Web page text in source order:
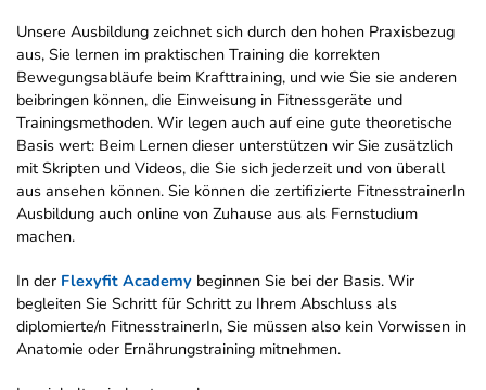
Unsere Ausbildung zeichnet sich durch den hohen Praxisbezug
aus, Sie lernen im praktischen Training die korrekten
Bewegungsabläufe beim Krafttraining, und wie Sie sie anderen
beibringen können, die Einweisung in Fitnessgeräte und
Trainingsmethoden. Wir legen auch auf eine gute theoretische
Basis wert: Beim Lernen dieser unterstützen wir Sie zusätzlich
mit Skripten und Videos, die Sie sich jederzeit und von überall
aus ansehen können. Sie können die zertifizierte FitnesstrainerIn
Ausbildung auch online von Zuhause aus als Fernstudium
machen.
In der Flexyfit Academy beginnen Sie bei der Basis. Wir
begleiten Sie Schritt für Schritt zu Ihrem Abschluss als
diplomierte/n FitnesstrainerIn, Sie müssen also kein Vorwissen in
Anatomie oder Ernährungstraining mitnehmen.